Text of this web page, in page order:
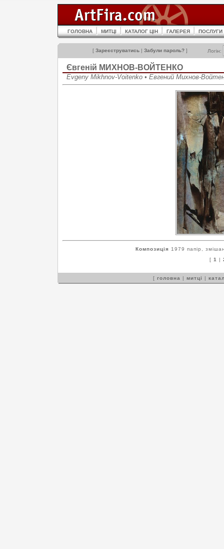
ГОЛОВНА МИТЦІ КАТАЛОГ ЦІН ГАЛЕРЕЯ ПОСЛУГИ
[ Зареєструватись | Забули пароль? ] Логін:
Євгеній МИХНОВ-ВОЙТЕНКО
Evgeny Mikhnov-Voitenko • Евгений Михнов-
Композиція
1979 папір,
[ 1 |
[ головна | митці |